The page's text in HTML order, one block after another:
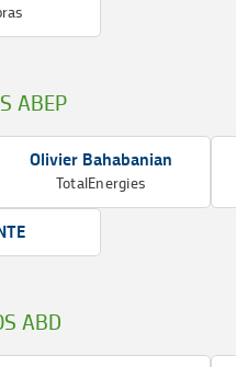
ABEP
Olivier Bahabanian
TotalEnergies
ABD